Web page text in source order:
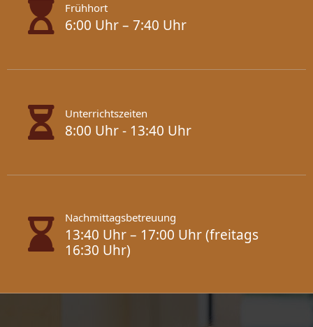
Frühhort
6:00 Uhr – 7:40 Uhr
Unterrichtszeiten
8:00 Uhr - 13:40 Uhr
Nachmittagsbetreuung
13:40 Uhr – 17:00 Uhr (freitags
16:30 Uhr)